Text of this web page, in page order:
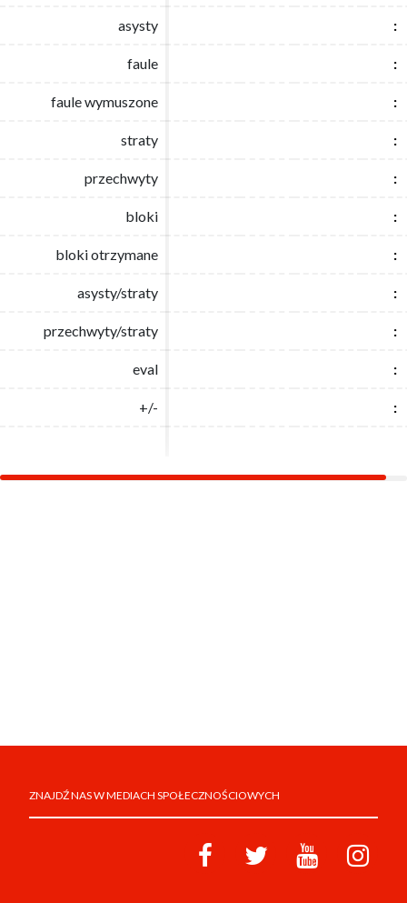
asysty :
faule :
faule wymuszone :
straty :
przechwyty :
bloki :
bloki otrzymane :
asysty/straty :
przechwyty/straty :
eval :
+/- :
asysty :
faule :
faule wymuszone :
straty :
przechwyty :
bloki :
bloki otrzymane :
asysty/straty :
przechwyty/straty :
eval :
+/- :
ZNAJDŹ NAS W MEDIACH SPOŁECZNOŚCIOWYCH